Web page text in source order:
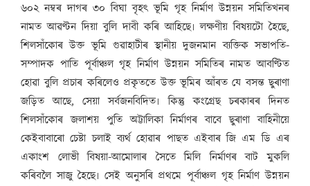
৬০২ নম্বৰ দাগৰ ৩০ বিঘা বৃহৎ ভূমি গৃহ নিৰ্মাণ উন্নয়ন সমিতিখনৰ
নামত আৱণ্টন দিয়া বুলি দাবী কৰি আহিছে৷ লক্ষণীয় বিষয়টো হৈছে,
শিলসাঁকোৰ উক্ত ভূমি গুৱাহাটীৰ স্থানীয় দুজনমান ব্যক্তিক সভাপতি-
সম্পাদক পাতি পূৰ্বাঞ্চল গৃহ নিৰ্মাণ উন্নয়ন সমিতিৰ নামত আবণ্টিত
হোৱা বুলি প্ৰচাৰ কৰিলেও প্ৰকৃততে উক্ত ভূমিৰ আঁৰত যে বসন্ত ছুৰাণা
জড়িত আছে, সেয়া সৰ্বজনবিদিত৷ কিন্তু কংগ্ৰেছ চৰকাৰৰ দিনত
শিলসাঁকোৰ জলাশয় পুতি অট্টালিকা নিৰ্মাণৰ বাবে ছুৰাণা বাহিনীয়ে
কেইবাবাৰো চেষ্টা চলাই ব্যৰ্থ হোৱাৰ পাছত এইবাৰ জি এম ডি এৰ
একাংশ লোভী বিষয়া-আমোলাৰ সৈতে মিলি নিৰ্মাণৰ বাট মুকলি
কৰিবলৈ সাজু হৈছে৷ সেই অনুসৰি প্ৰথমে পূৰ্বাঞ্চল গৃহ নিৰ্মাণ উন্নয়ন